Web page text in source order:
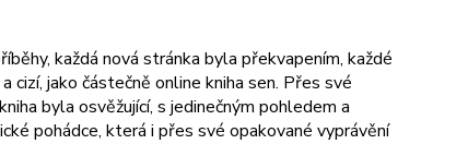
každá nová stránka byla překvapením, každé
jako částečně online kniha sen. Přes své
byla osvěžující, s jedinečným pohledem a
pohádce, která i přes své opakované vyprávění